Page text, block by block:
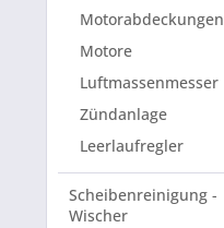
Motorabdeckungen
Motore
Luftmassenmesser
Zündanlage
Leerlaufregler
Scheibenreinigung -
Wischer